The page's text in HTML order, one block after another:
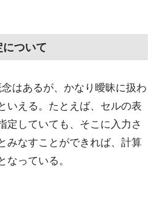
ついて
はあるが、かなり曖昧に扱わ
いえる。たとえば、セルの表
定していても、そこに入力さ
みなすことができれば、計算
なっている。